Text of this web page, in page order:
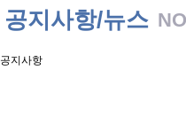
공지사항/뉴스
공지사항